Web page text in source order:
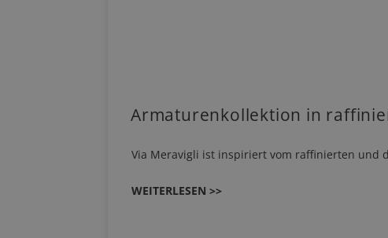
Armaturenkollektion in
Via Meravigli ist inspiriert vom raffinierten und
WEITERLESEN >>